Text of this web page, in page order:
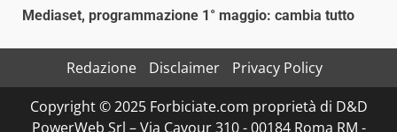
Mediaset, programmazione 1° maggio: cambia tutto
Redazione Disclaimer
Privacy Policy
Copyright © 2025 Forbiciate.com proprietà di D&D
PowerWeb Srl – Via Cavour 310 - 00184 Roma RM -